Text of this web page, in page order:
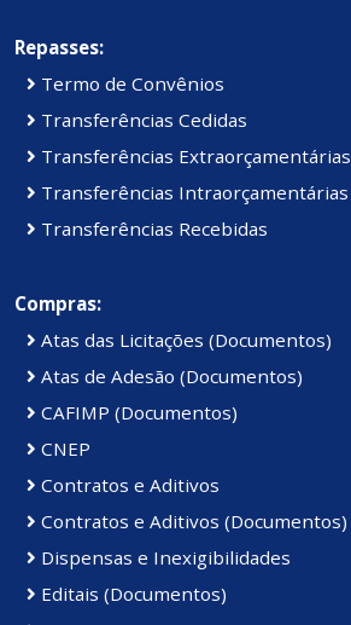
Repasses:
Termo de Convênios
Transferências Cedidas
Transferências Extraorçamentárias
Transferências Intraorçamentárias
Transferências Recebidas
Compras:
Atas das Licitações (Documentos)
Atas de Adesão (Documentos)
CAFIMP (Documentos)
CNEP
Contratos e Aditivos
Contratos e Aditivos (Documentos)
Dispensas e Inexigibilidades
Editais (Documentos)